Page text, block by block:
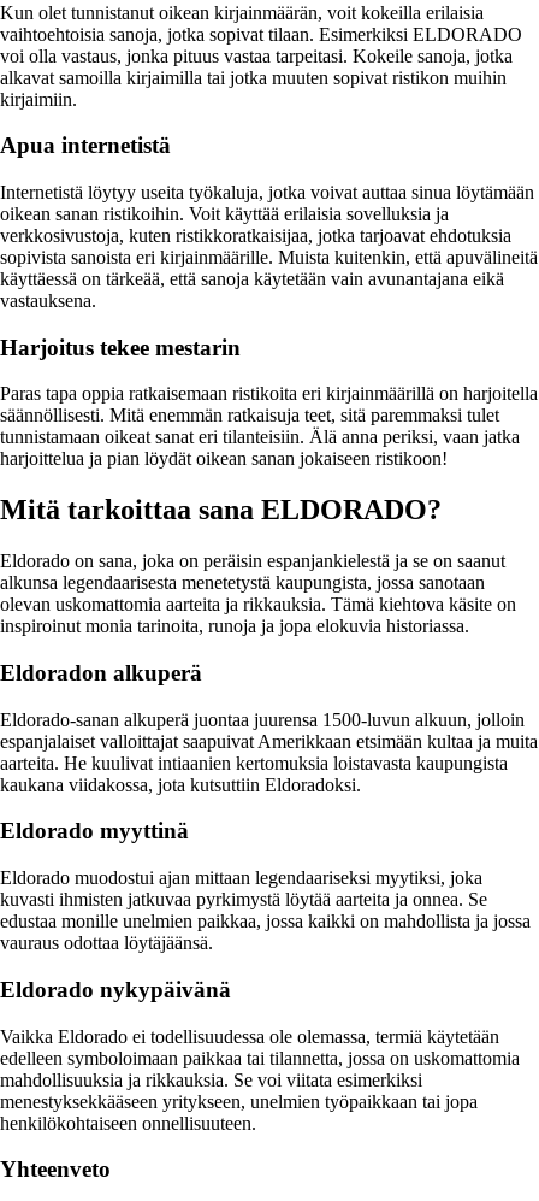
Kun olet tunnistanut oikean kirjainmäärän, voit kokeilla erilaisia
vaihtoehtoisia sanoja, jotka sopivat tilaan. Esimerkiksi ELDORADO
voi olla vastaus, jonka pituus vastaa tarpeitasi. Kokeile sanoja, jotka
alkavat samoilla kirjaimilla tai jotka muuten sopivat ristikon muihin
kirjaimiin.
Apua internetistä
Internetistä löytyy useita työkaluja, jotka voivat auttaa sinua löytämään
oikean sanan ristikoihin. Voit käyttää erilaisia sovelluksia ja
verkkosivustoja, kuten ristikkoratkaisijaa, jotka tarjoavat ehdotuksia
sopivista sanoista eri kirjainmäärille. Muista kuitenkin, että apuvälineitä
käyttäessä on tärkeää, että sanoja käytetään vain avunantajana eikä
vastauksena.
Harjoitus tekee mestarin
Paras tapa oppia ratkaisemaan ristikoita eri kirjainmäärillä on harjoitella
säännöllisesti. Mitä enemmän ratkaisuja teet, sitä paremmaksi tulet
tunnistamaan oikeat sanat eri tilanteisiin. Älä anna periksi, vaan jatka
harjoittelua ja pian löydät oikean sanan jokaiseen ristikoon!
Mitä tarkoittaa sana ELDORADO?
Eldorado on sana, joka on peräisin espanjankielestä ja se on saanut
alkunsa legendaarisesta menetetystä kaupungista, jossa sanotaan
olevan uskomattomia aarteita ja rikkauksia. Tämä kiehtova käsite on
inspiroinut monia tarinoita, runoja ja jopa elokuvia historiassa.
Eldoradon alkuperä
Eldorado-sanan alkuperä juontaa juurensa 1500-luvun alkuun, jolloin
espanjalaiset valloittajat saapuivat Amerikkaan etsimään kultaa ja muita
aarteita. He kuulivat intiaanien kertomuksia loistavasta kaupungista
kaukana viidakossa, jota kutsuttiin Eldoradoksi.
Eldorado myyttinä
Eldorado muodostui ajan mittaan legendaariseksi myytiksi, joka
kuvasti ihmisten jatkuvaa pyrkimystä löytää aarteita ja onnea. Se
edustaa monille unelmien paikkaa, jossa kaikki on mahdollista ja jossa
vauraus odottaa löytäjäänsä.
Eldorado nykypäivänä
Vaikka Eldorado ei todellisuudessa ole olemassa, termiä käytetään
edelleen symboloimaan paikkaa tai tilannetta, jossa on uskomattomia
mahdollisuuksia ja rikkauksia. Se voi viitata esimerkiksi
menestyksekkääseen yritykseen, unelmien työpaikkaan tai jopa
henkilökohtaiseen onnellisuuteen.
Yhteenveto